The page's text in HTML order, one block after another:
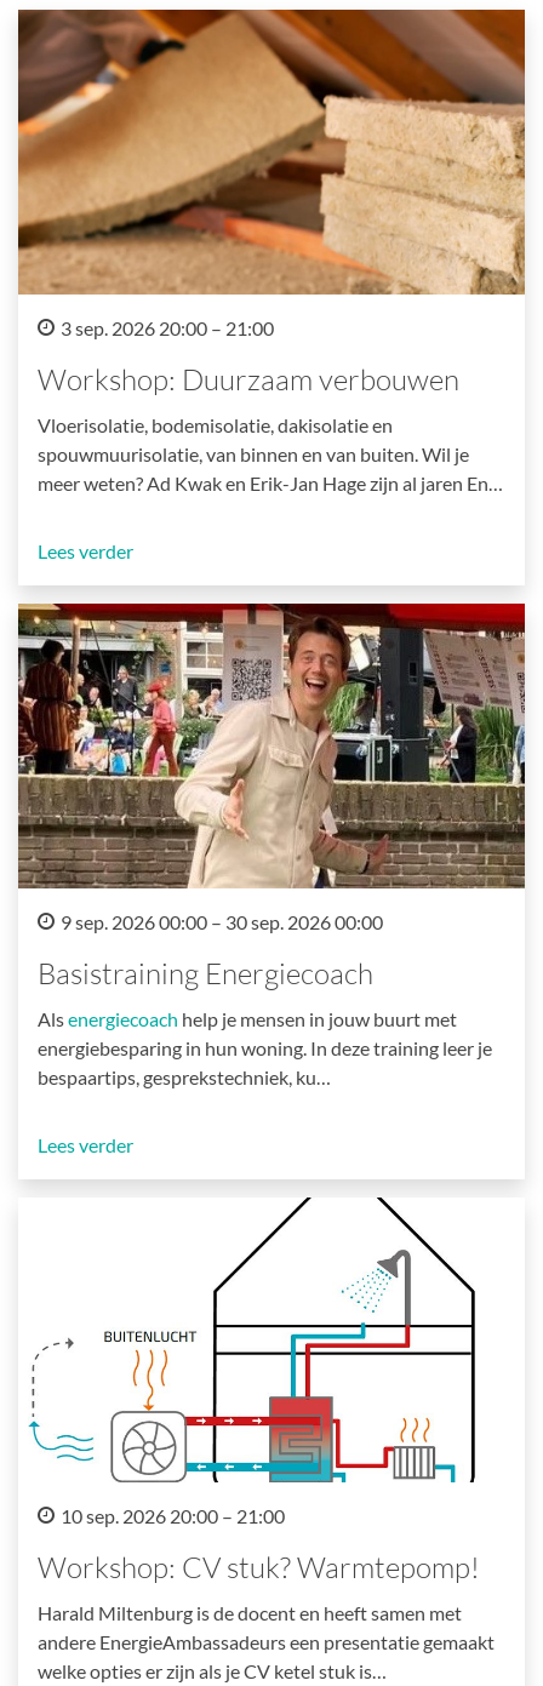
3 sep. 2026 20:00 – 21:00
Workshop: Duurzaam verbouwen
Vloerisolatie, bodemisolatie, dakisolatie en
spouwmuurisolatie, van binnen en van buiten. Wil je
meer weten? Ad Kwak en Erik-Jan Hage zijn al jaren En…
Lees verder
9 sep. 2026 00:00 – 30 sep. 2026 00:00
Basistraining Energiecoach
Alsenergiecoach help je mensen in jouw buurt met
energiebesparing in hun woning. In deze training leer je
bespaartips, gesprekstechniek, ku…
Lees verder
10 sep. 2026 20:00 – 21:00
Workshop: CV stuk? Warmtepomp!
Harald Miltenburg is de docent en heeft samen met
andere EnergieAmbassadeurs een presentatie gemaakt
welke opties er zijn als je CV ketel stuk is…